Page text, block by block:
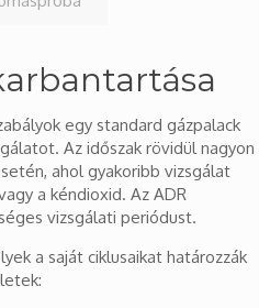
egy standard gázpalack
Az időszak rövidül nagyon
ahol gyakoribb vizsgálat
a kéndioxid. Az ADR
vizsgálati periódust.
a saját ciklusaikat határozzák